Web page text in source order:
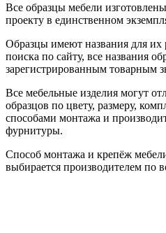
Все образцы мебели
проекту в единственном
Образцы имеют названия для их
поиска по сайту, все названия
зарегистрированным товарным
Все мебельные изделия могут
образцов по цвету, размеру,
способами монтажа и
фурнитуры.
Способ монтажа и крепёж
выбирается производителем по